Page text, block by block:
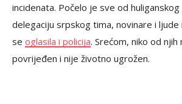
incidenata. Počelo je sve od huliganskog
delegaciju srpskog tima, novinare i ljude
se oglasila i policija. Srećom, niko od njih
povrijeđen i nije životno ugrožen.